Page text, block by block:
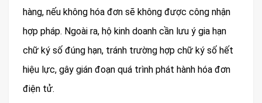
hàng, nếu không hóa đơn sẽ không được công nhận
hợp pháp. Ngoài ra, hộ kinh doanh cần lưu ý gia hạn
chữ ký số đúng hạn, tránh trường hợp chữ ký số hết
hiệu lực, gây gián đoạn quá trình phát hành hóa đơn
điện tử.